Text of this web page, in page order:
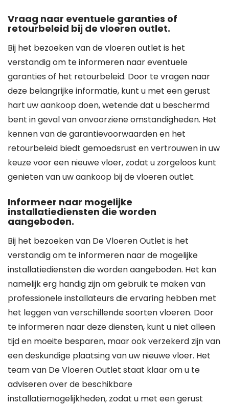
Vraag naar eventuele garanties of
retourbeleid bij de vloeren outlet.
Bij het bezoeken van de vloeren outlet is het
verstandig om te informeren naar eventuele
garanties of het retourbeleid. Door te vragen naar
deze belangrijke informatie, kunt u met een gerust
hart uw aankoop doen, wetende dat u beschermd
bent in geval van onvoorziene omstandigheden. Het
kennen van de garantievoorwaarden en het
retourbeleid biedt gemoedsrust en vertrouwen in uw
keuze voor een nieuwe vloer, zodat u zorgeloos kunt
genieten van uw aankoop bij de vloeren outlet.
Informeer naar mogelijke
installatiediensten die worden
aangeboden.
Bij het bezoeken van De Vloeren Outlet is het
verstandig om te informeren naar de mogelijke
installatiediensten die worden aangeboden. Het kan
namelijk erg handig zijn om gebruik te maken van
professionele installateurs die ervaring hebben met
het leggen van verschillende soorten vloeren. Door
te informeren naar deze diensten, kunt u niet alleen
tijd en moeite besparen, maar ook verzekerd zijn van
een deskundige plaatsing van uw nieuwe vloer. Het
team van De Vloeren Outlet staat klaar om u te
adviseren over de beschikbare
installatiemogelijkheden, zodat u met een gerust